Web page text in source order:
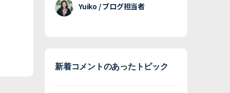
Yuiko / ブログ担当者
新着コメントのあったトピック